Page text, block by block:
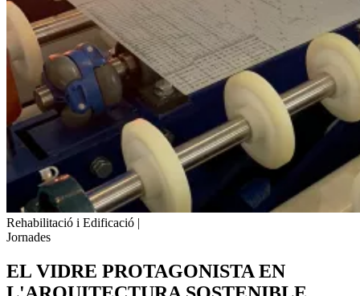
Rehabilitació i Edificació |
Jornades
EL VIDRE PROTAGONISTA EN